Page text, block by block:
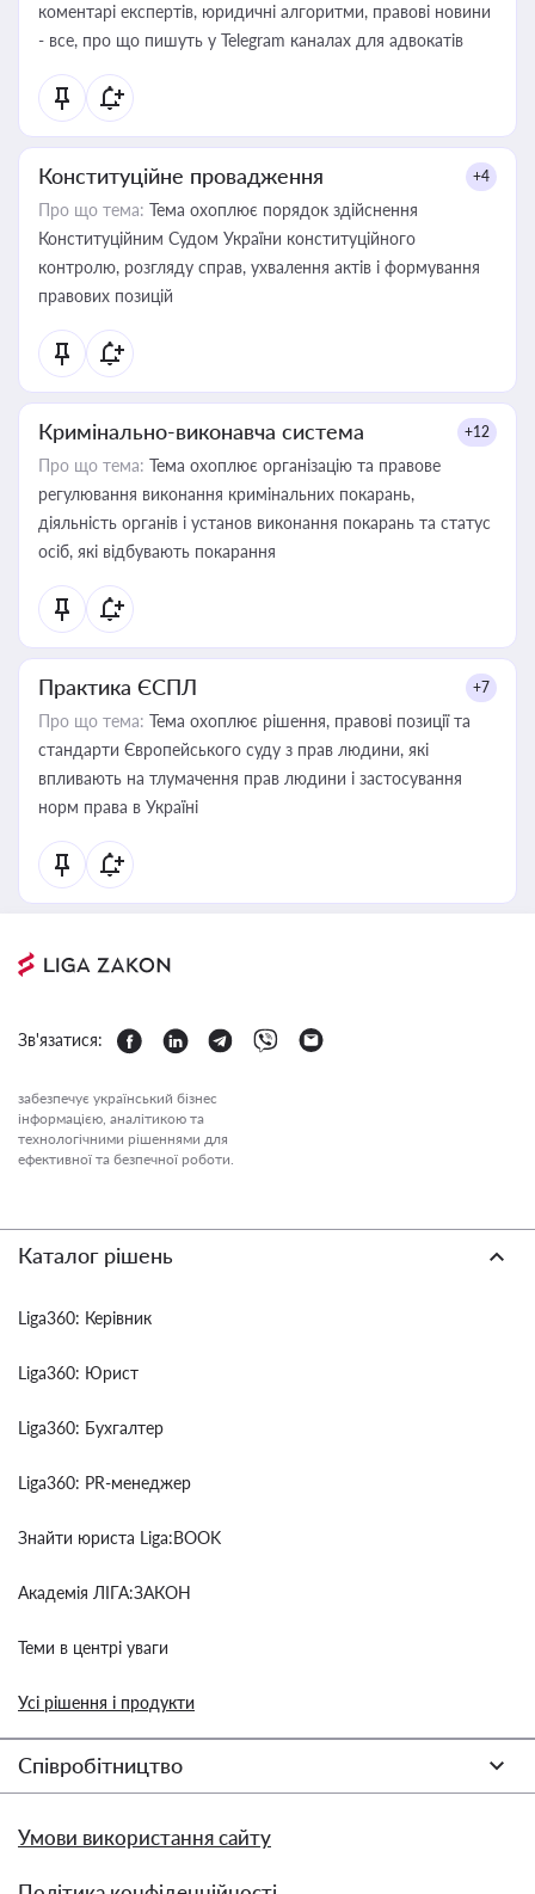
коментарі експертів, юридичні алгоритми, правові новини
- все, про що пишуть у Telegram каналах для адвокатів
Конституційне провадження +4
Про що тема: Тема охоплює порядок здійснення
Конституційним Судом України конституційного
контролю, розгляду справ, ухвалення актів і формування
правових позицій
Кримінально-виконавча система +12
Про що тема: Тема охоплює організацію та правове
регулювання виконання кримінальних покарань,
діяльність органів і установ виконання покарань та статус
осіб, які відбувають покарання
Практика ЄСПЛ +7
Про що тема: Тема охоплює рішення, правові позиції та
стандарти Європейського суду з прав людини, які
впливають на тлумачення прав людини і застосування
норм права в Україні
Зв'язатися:
забезпечує український бізнес
інформацією, аналітикою та
технологічними рішеннями для
ефективної та безпечної роботи.
Каталог рішень
Liga360: Керівник
Liga360: Юрист
Liga360: Бухгалтер
Liga360: PR-менеджер
Знайти юриста Liga:BOOK
Академія ЛІГА:ЗАКОН
Теми в центрі уваги
Усі рішення і продукти
Співробітництво
Умови використання сайту